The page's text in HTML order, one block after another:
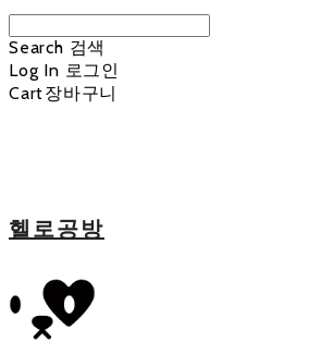
Search 검색
Log In 로그인
Cart장바구니
헬로공방